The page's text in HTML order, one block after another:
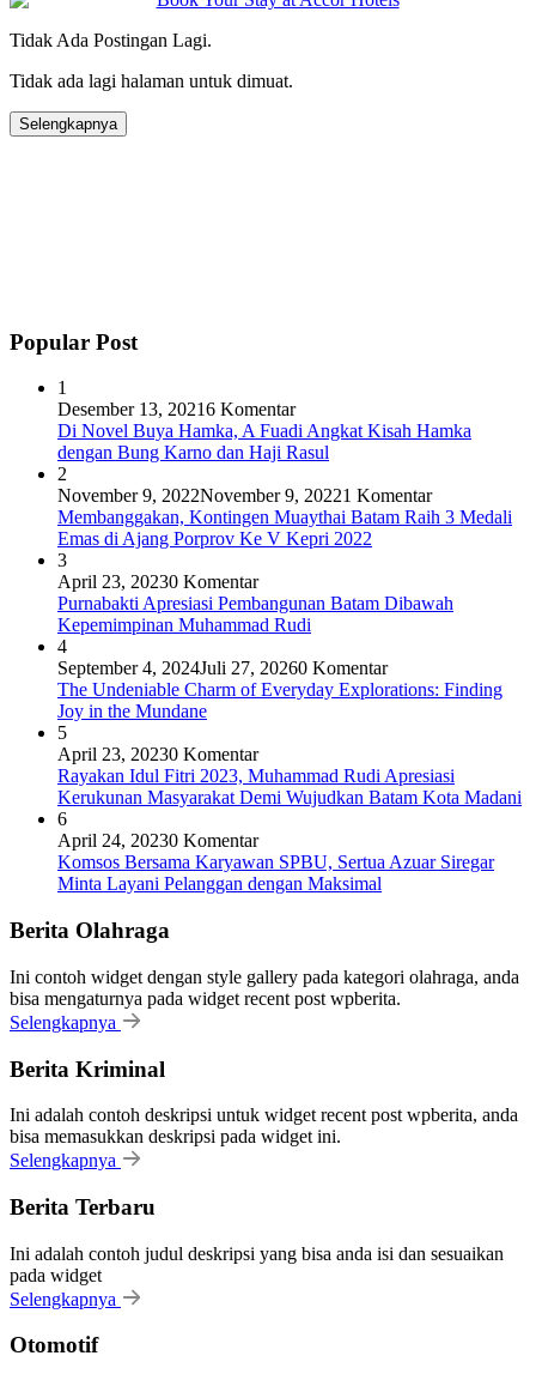
Tidak Ada Postingan Lagi.
Tidak ada lagi halaman untuk dimuat.
Selengkapnya
Popular Post
1
Desember 13, 20216 Komentar
Di Novel Buya Hamka, A Fuadi Angkat Kisah Hamka
dengan Bung Karno dan Haji Rasul
2
November 9, 2022November 9, 20221 Komentar
Membanggakan, Kontingen Muaythai Batam Raih 3 Medali
Emas di Ajang Porprov Ke V Kepri 2022
3
April 23, 20230 Komentar
Purnabakti Apresiasi Pembangunan Batam Dibawah
Kepemimpinan Muhammad Rudi
4
September 4, 2024Juli 27, 20260 Komentar
The Undeniable Charm of Everyday Explorations: Finding
Joy in the Mundane
5
April 23, 20230 Komentar
Rayakan Idul Fitri 2023, Muhammad Rudi Apresiasi
Kerukunan Masyarakat Demi Wujudkan Batam Kota Madani
6
April 24, 20230 Komentar
Komsos Bersama Karyawan SPBU, Sertua Azuar Siregar
Minta Layani Pelanggan dengan Maksimal
Berita Olahraga
Ini contoh widget dengan style gallery pada kategori olahraga, anda
bisa mengaturnya pada widget recent post wpberita.
Selengkapnya
Berita Kriminal
Ini adalah contoh deskripsi untuk widget recent post wpberita, anda
bisa memasukkan deskripsi pada widget ini.
Selengkapnya
Berita Terbaru
Ini adalah contoh judul deskripsi yang bisa anda isi dan sesuaikan
pada widget
Selengkapnya
Otomotif